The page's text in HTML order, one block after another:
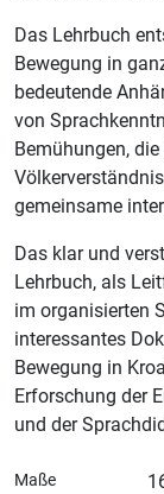
Das Lehrbuch
Bewegung in
bedeutende
von
Bemühungen,
gemeinsame
Das klar und
Lehrbuch, als
im organisierten
interessantes
Bewegung in
Erforschung der
und der
Maße